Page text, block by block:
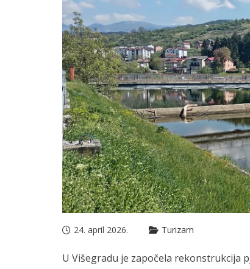
24. april 2026. Turizam
U Višegradu je započela rekonstrukcija